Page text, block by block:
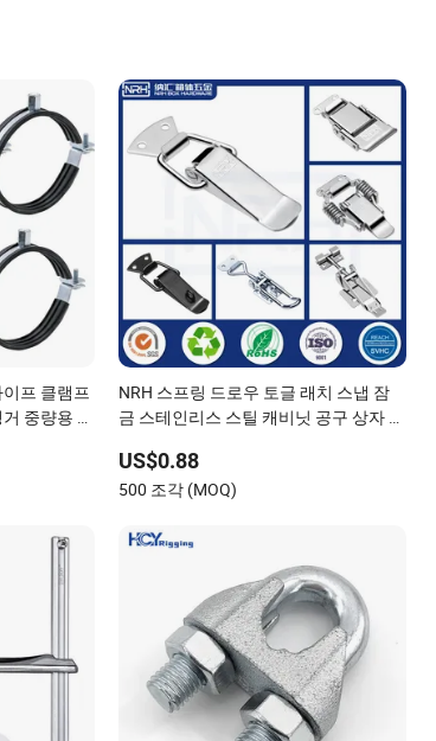
프 클램프
중량용 클
NRH 스프링 드로우 토글 래치 스냅 잠
금 스테인리스 스틸 캐비닛 공구 상자 래
US$0.88
500 조각 (MOQ)